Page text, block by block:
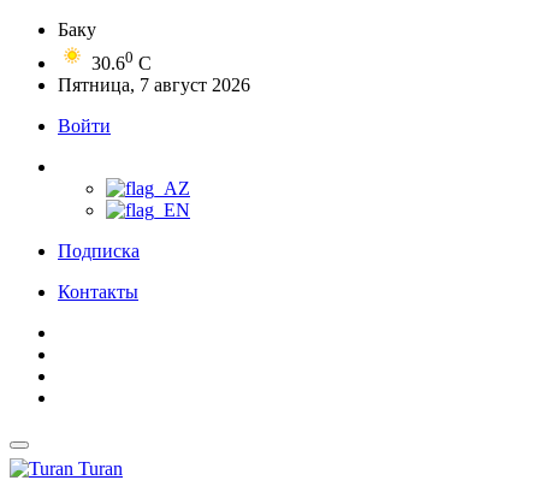
Баку
30.60 C
Пятница, 7 август 2026
Войти
Подписка
Контакты
Turan